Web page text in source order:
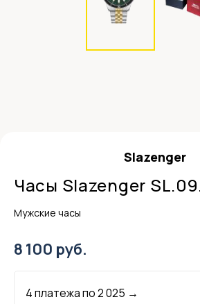
Slazenger
Часы Slazenger
Мужские часы
8 100 руб.
4 платежа по2 025 →